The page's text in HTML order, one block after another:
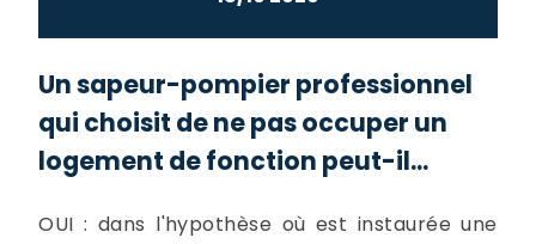
Un sapeur-pompier professionnel
qui choisit de ne pas occuper un
logement de fonction peut-il...
OUI : dans l'hypothèse où est instaurée une